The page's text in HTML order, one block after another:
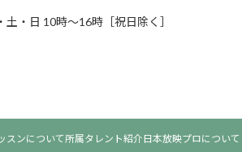
・日 10時～16時［祝日除く］
スンについて所属タレント紹介日本放映プロについて